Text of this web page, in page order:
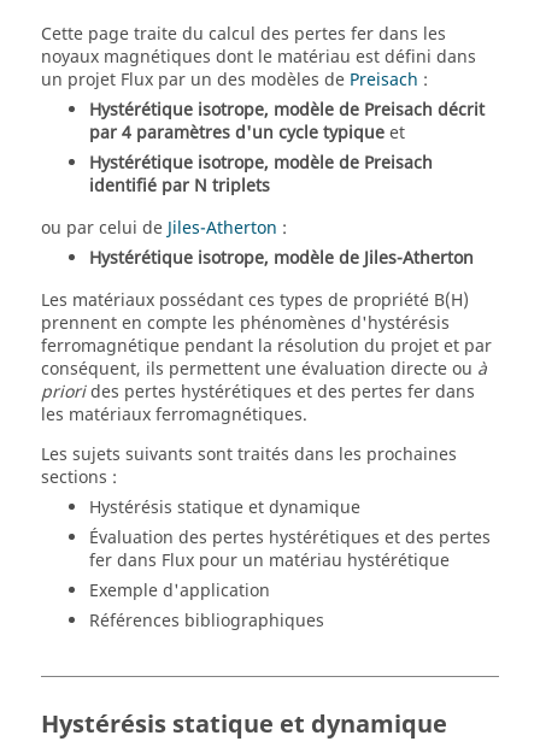
Cette page traite du calcul des pertes fer dans les
noyaux magnétiques dont le matériau est défini dans
un projet Flux par un des modèles de Preisach :
Hystérétique isotrope, modèle de Preisach décrit
par 4 paramètres d'un cycle typiqueet
Hystérétique isotrope, modèle de Preisach
identifié par N triplets
ou par celui de Jiles-Atherton :
Hystérétique isotrope, modèle de Jiles-Atherton
Les matériaux possédant ces types de propriété B(H)
prennent en compte les phénomènes d'hystérésis
ferromagnétique pendant la résolution du projet et par
conséquent, ils permettent une évaluation directe ou à
priorides pertes hystérétiques et des pertes fer dans
les matériaux ferromagnétiques.
Les sujets suivants sont traités dans les prochaines
sections :
Hystérésis statique et dynamique
Évaluation des pertes hystérétiques et des pertes
fer dans Flux pour un matériau hystérétique
Exemple d'application
Références bibliographiques
Hystérésis statique et dynamique